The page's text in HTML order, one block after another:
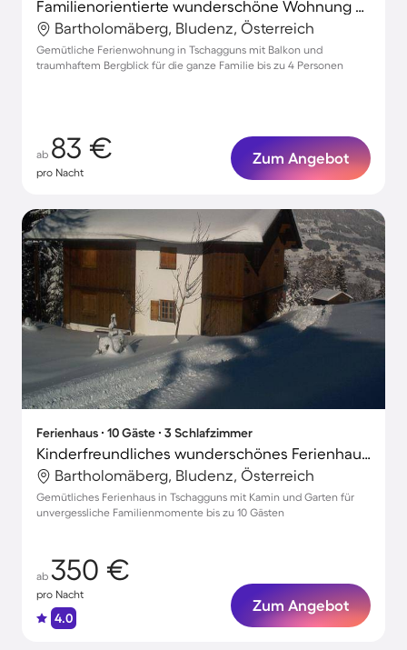
Familienorientierte wunderschöne Wohnung mit Garten | Bergblick
Bartholomäberg, Bludenz, Österreich
Gemütliche Ferienwohnung in Tschagguns mit Balkon und
traumhaftem Bergblick für die ganze Familie bis zu 4 Personen
ab 83 €
pro Nacht
Zum Angebot
Ferienhaus ∙ 10 Gäste ∙ 3 Schlafzimmer
Kinderfreundliches wunderschönes Ferienhaus mit Terrasse, Garten und Grill
Bartholomäberg, Bludenz, Österreich
Gemütliches Ferienhaus in Tschagguns mit Kamin und Garten für
unvergessliche Familienmomente bis zu 10 Gästen
ab 350 €
pro Nacht
4.0
Zum Angebot